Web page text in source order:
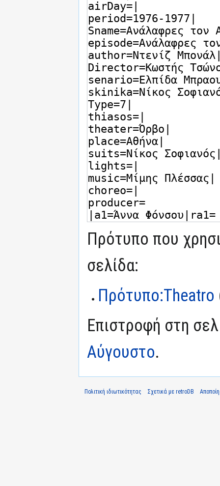
Πρότυπο που
σελίδα:
Πρότυπο:Theatro
Επιστροφή στη
Αύγουστο.
Πολιτική ιδιωτικότητας Σχετικά με retroDB